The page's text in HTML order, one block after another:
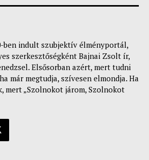
ben indult szubjektív élményportál,
szerkesztőségként Bajnai Zsolt ír,
Elsősorban azért, mert tudni
már megtudja, szívesen elmondja. Ha
mert „Szolnokot járom, Szolnokot